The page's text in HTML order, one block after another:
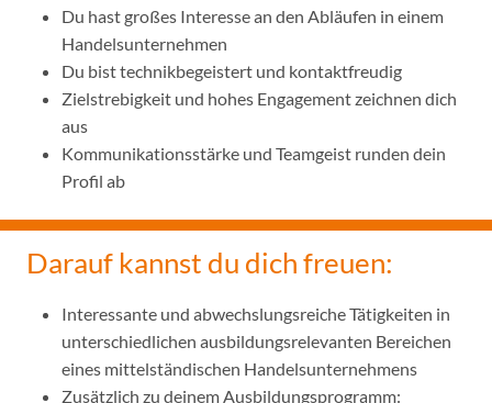
Du hast großes Interesse an den Abläufen in einem
Handelsunternehmen
Du bist technikbegeistert und kontaktfreudig
Zielstrebigkeit und hohes Engagement zeichnen dich
aus
Kommunikationsstärke und Teamgeist runden dein
Profil ab
Darauf kannst du dich freuen:
Interessante und abwechslungsreiche Tätigkeiten in
unterschiedlichen ausbildungsrelevanten Bereichen
eines mittelständischen Handelsunternehmens
Zusätzlich zu deinem Ausbildungsprogramm: